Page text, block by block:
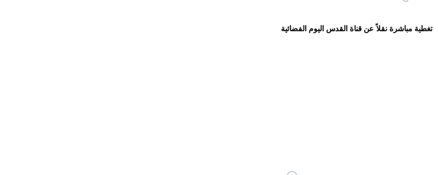
تغطية مباشرة نقلاً عن قناة القدس اليوم الفضائية